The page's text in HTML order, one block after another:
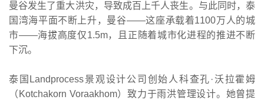
曼谷发生了重大洪灾，导致成百上千人丧生。与此同时，泰
国湾海平面不断上升，曼谷——这座承载着1100万人的城
市——海拔高度仅1.5m，且正随着城市化进程的推进不断
下沉。
泰国Landprocess景观设计公司创始人科查孔·沃拉霍姆
（Kotchakorn Voraakhom）致力于雨洪管理设计。她曾提